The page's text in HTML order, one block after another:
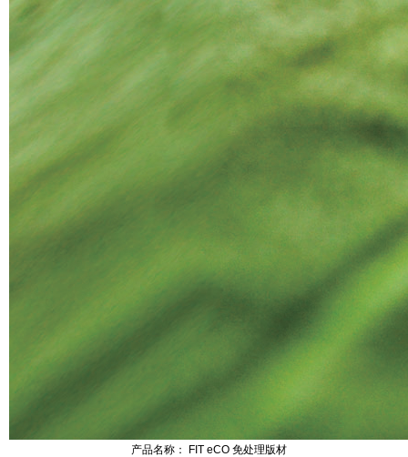
产品名称：
FIT eCO 免处理版材